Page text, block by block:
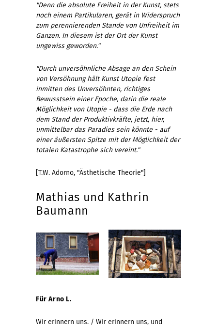
"Denn die absolute Freiheit in der Kunst, stets
noch einem Partikularen, gerät in Widerspruch
zum perennierenden Stande von Unfreiheit im
Ganzen. In diesem ist der Ort der Kunst
ungewiss geworden."
"Durch unversöhnliche Absage an den Schein
von Versöhnung hält Kunst Utopie fest
inmitten des Unversöhnten, richtiges
Bewusstsein einer Epoche, darin die reale
Möglichkeit von Utopie - dass die Erde nach
dem Stand der Produktivkräfte, jetzt, hier,
unmittelbar das Paradies sein könnte - auf
einer äußersten Spitze mit der Möglichkeit der
totalen Katastrophe sich vereint."
[T.W. Adorno, "Ästhetische Theorie"]
Mathias und Kathrin
Baumann
Für Arno L.
Wir erinnern uns. / Wir erinnern uns, und